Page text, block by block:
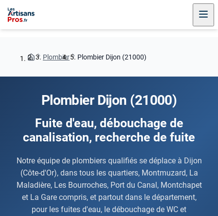
Plombier Plombier Dijon (21000)
Plombier Dijon (21000)
Fuite d'eau, débouchage de
canalisation, recherche de fuite
Notre équipe de plombiers qualifiés se déplace à Dijon
(Côte-d'Or), dans tous les quartiers, Montmuzard, La
Maladière, Les Bourroches, Port du Canal, Montchapet
et La Gare compris, et partout dans le département,
pour les fuites d'eau, le débouchage de WC et